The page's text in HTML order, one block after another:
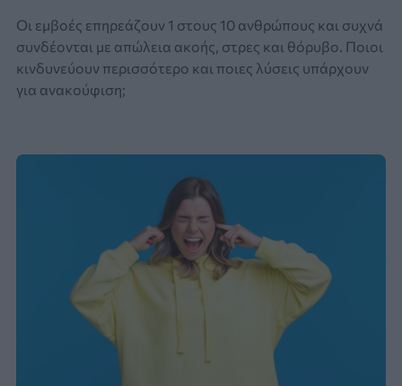
Οι εμβοές επηρεάζουν 1 στους 10 ανθρώπους και συχνά
συνδέονται με απώλεια ακοής, στρες και θόρυβο. Ποιοι
κινδυνεύουν περισσότερο και ποιες λύσεις υπάρχουν
για ανακούφιση;